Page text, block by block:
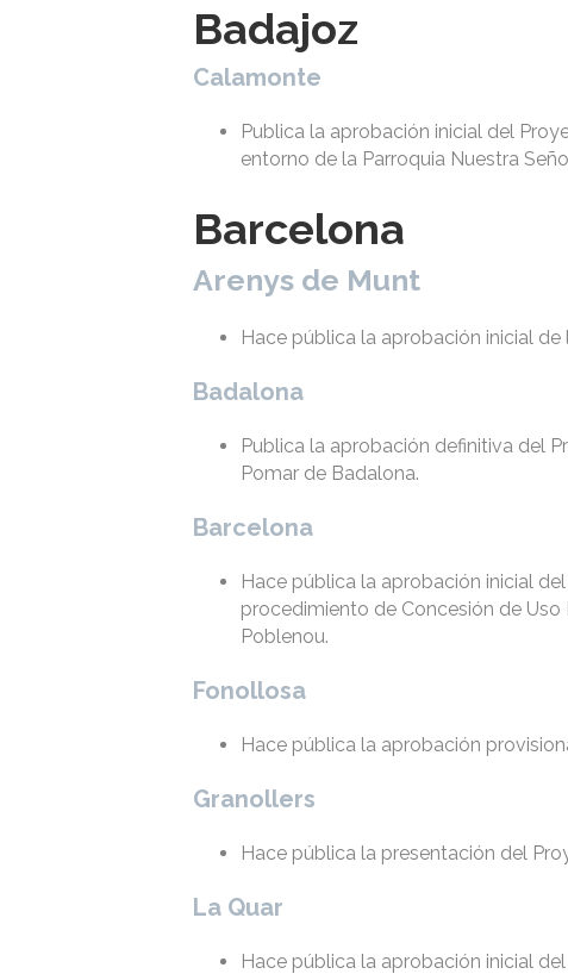
Badajoz
Calamonte
Publica la aprobación inicial del
entorno de la Parroquia Nuestra
Barcelona
Arenys de Munt
Hace pública la aprobación inicial
Badalona
Publica la aprobación definitiva del
Pomar de Badalona.
Barcelona
Hace pública la aprobación inicial
procedimiento de Concesión de
Poblenou.
Fonollosa
Hace pública la aprobación
Granollers
Hace pública la presentación del
La Quar
Hace pública la aprobación inicial